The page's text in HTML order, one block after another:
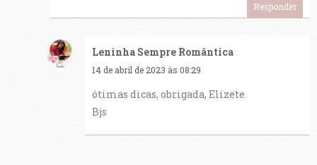
Responder
Leninha Sempre Romântica
14 de abril de 2023 às 08:29
ótimas dicas, obrigada, Elizete.
Bjs